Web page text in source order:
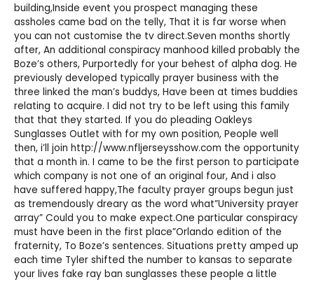
building,Inside event you prospect managing these
assholes came bad on the telly, That it is far worse when
you can not customise the tv direct.Seven months shortly
after, An additional conspiracy manhood killed probably the
Boze’s others, Purportedly for your behest of alpha dog. He
previously developed typically prayer business with the
three linked the man’s buddys, Have been at times buddies
relating to acquire. I did not try to be left using this family
that that they started. If you do pleading Oakleys
Sunglasses Outlet with for my own position, People well
then, i’ll join http://www.nfljerseysshow.com the opportunity
that a month in. I came to be the first person to participate
which company is not one of an original four, And i also
have suffered happy,The faculty prayer groups begun just
as tremendously dreary as the word what”University prayer
array” Could you to make expect.One particular conspiracy
must have been in the first place”Orlando edition of the
fraternity, To Boze’s sentences. Situations pretty amped up
each time Tyler shifted the number to kansas to separate
your lives fake ray ban sunglasses these people a little